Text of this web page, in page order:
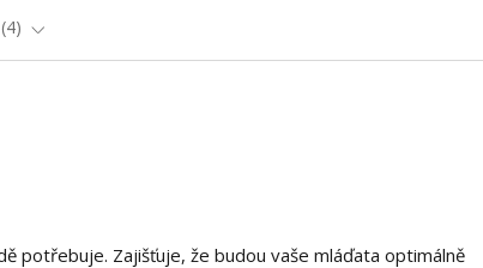
4
potřebuje. Zajišťuje, že budou vaše mláďata optimálně